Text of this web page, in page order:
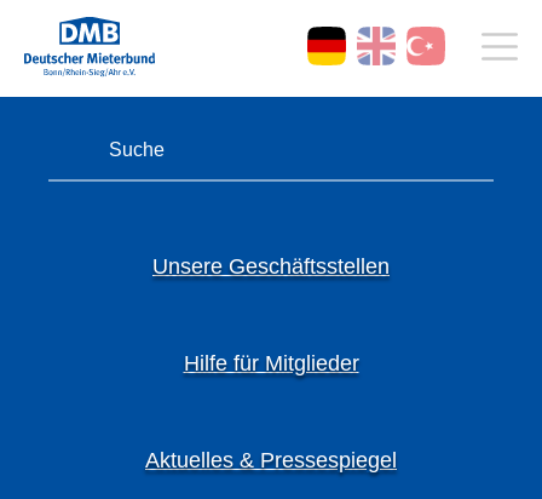
Unsere Geschäftsstellen
Hilfe für Mitglieder
Aktuelles & Pressespiegel